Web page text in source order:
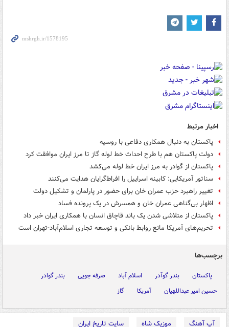
اخبار مرتبط
پاکستان به دنبال همکاری دفاعی با روسیه
دولت پاکستان هم با طرح احداث خط لوله گاز تا مرز ایران موافقت کرد
پاکستان از گوادر به مرز ایران خط لوله می‌کشد
سناتور آمریکایی: کابینه اسراییل را افراط‌گرایان هدایت می‌کنند
تغییر راهبرد حزب عمران خان برای حضور در پارلمان و تشکیل دولت
اظهار بی‌گناهی عمران خان و همسرش در یک پرونده فساد
پاکستان از متلاشی شدن یک باند قاچاق انسان با همکاری ایران خبر داد
تحریم‌های آمریکا مانع روابط بانکی و توسعه تجاری اسلام‌آباد-تهران است
برچسب‌ها
پاکستان بندر گوآدر اسلام آباد صرفه جویی
بندر گوادر
حسین امیر عبداللهیان
آمریکا گاز
آپ آهنگ موزیک شاه سایت تاریخ ایران